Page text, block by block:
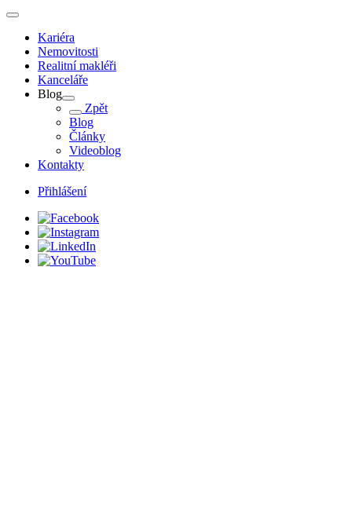
Kariéra
Nemovitosti
Realitní makléři
Kanceláře
Blog
Zpět
Blog
Články
Videoblog
Kontakty
Přihlášení